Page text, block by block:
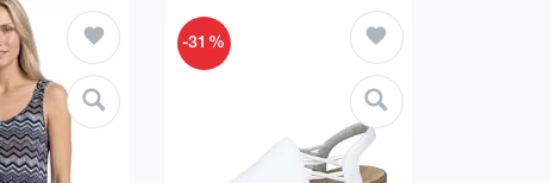
-31%